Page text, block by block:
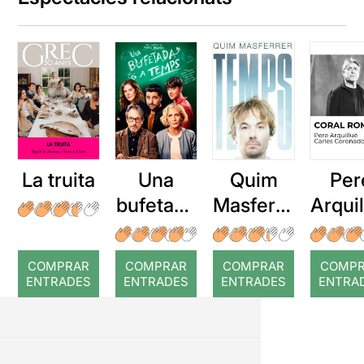
La truita
COMPRAR
ENTRADES
Una
bufetada
a temps
COMPRAR
ENTRADES
Quim
Masferre
r: Temps
COMPRAR
ENTRADES
: